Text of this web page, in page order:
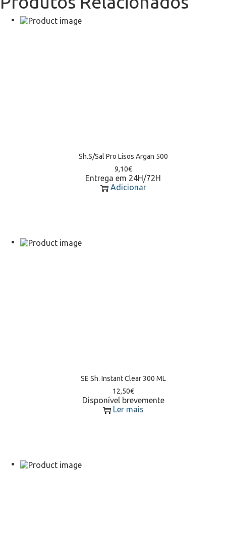
Sh.S/Sal Pro Lisos Argan 500
9,10€
Entrega em 24H/72H
Adicionar
SE Sh. Instant Clear 300 ML
12,50€
Disponível brevemente
Ler mais